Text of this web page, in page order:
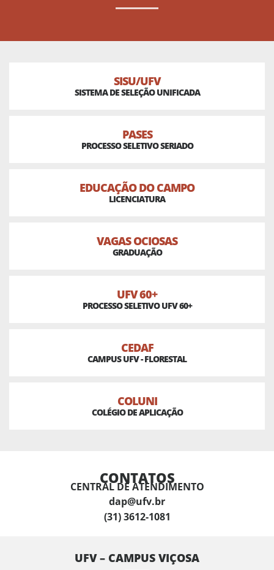
SISU/UFV
SISTEMA DE SELEÇÃO UNIFICADA
PASES
PROCESSO SELETIVO SERIADO
EDUCAÇÃO DO CAMPO
LICENCIATURA
VAGAS OCIOSAS
GRADUAÇÃO
UFV 60+
PROCESSO SELETIVO UFV 60+
CEDAF
CAMPUS UFV - FLORESTAL
COLUNI
COLÉGIO DE APLICAÇÃO
CONTATOS
CENTRAL DE ATENDIMENTO
dap@ufv.br
(31) 3612-1081
UFV – CAMPUS VIÇOSA